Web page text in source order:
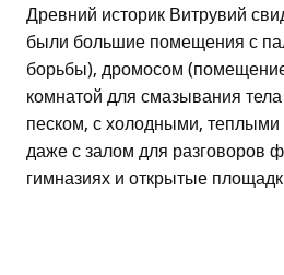
Древний историк Витрувий
были большие помещения с
борьбы), дромосом
комнатой для смазывания
песком, с холодными,
даже с залом для разговоров
гимназиях и открытые